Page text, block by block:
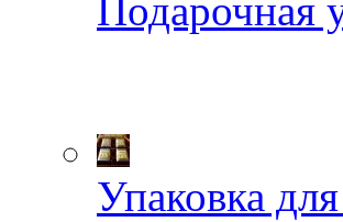
Подарочная
Упаковка